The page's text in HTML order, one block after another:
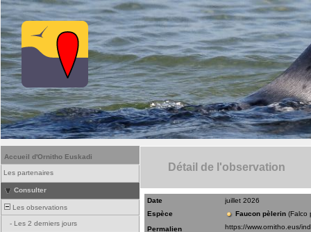
Accueil d'Ornitho Euskadi
Les partenaires
Consulter
Les observations
- Les 2 derniers jours
Détail de l'observation
Date
juillet 2026
Espèce
Faucon pèlerin (Falco
Permalien